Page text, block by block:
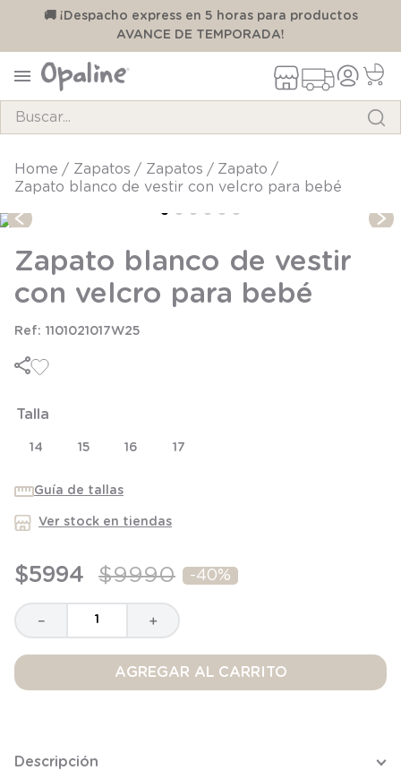
🚚 ¡Despacho express en 5 horas para productos
AVANCE DE TEMPORADA!
zapatos zapatos
zapato
Zapato blanco de vestir con velcro para bebé
Zapato blanco de vestir
con velcro para bebé
1101021017W25
Talla
14 15 16 17
Guía de tallas
Ver stock en tiendas
$5994 $9990 -40%
＋
－
AGREGAR AL CARRITO
Descripción
TÉRMINOS MÁS BUSCADOS
1
3.
zapatillas
4.
body
5
manta
8.
9.
saco dormir